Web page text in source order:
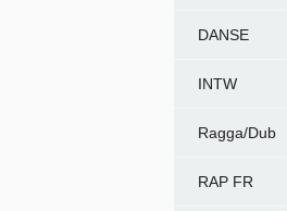
DANSE
INTW
Ragga/Dub
RAP FR